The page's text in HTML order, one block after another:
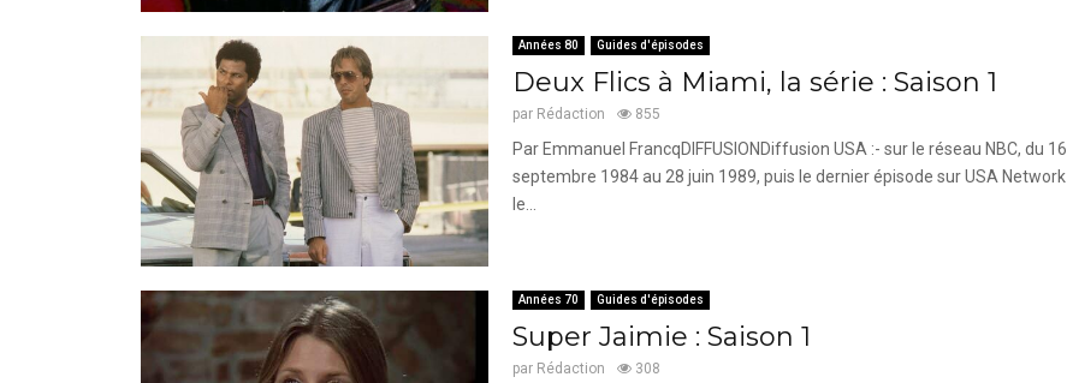
Années 80 Guides d'épisodes
Deux Flics à Miami, la série : Saison 1
par Rédaction 855
Par Emmanuel FrancqDIFFUSIONDiffusion USA :- sur le réseau NBC, du 16
septembre 1984 au 28 juin 1989, puis le dernier épisode sur USA Network
le...
Années 70 Guides d'épisodes
Super Jaimie : Saison 1
par Rédaction 308